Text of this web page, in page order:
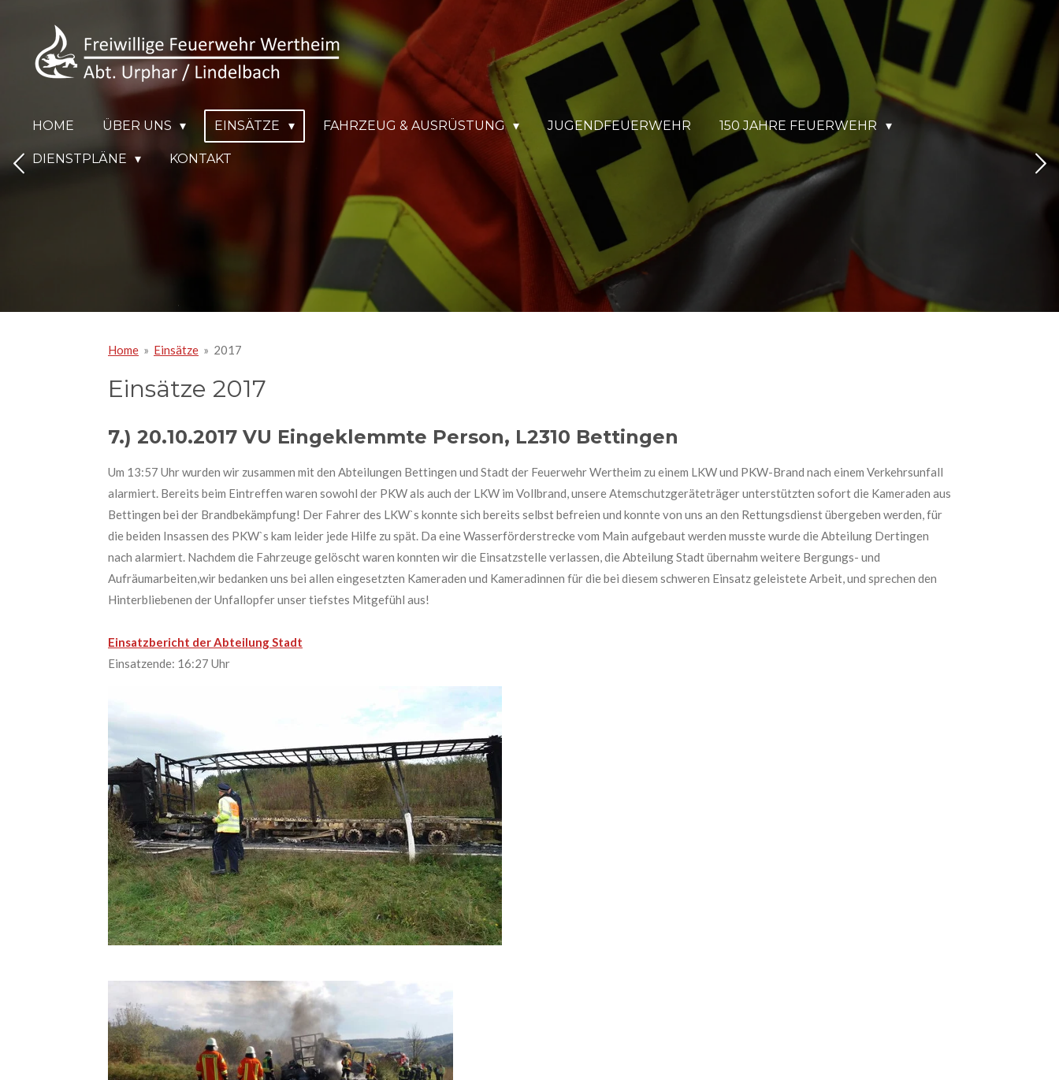
Hauptinhalt
springen
HOME ÜBER UNS EINSÄTZE FAHRZEUG & AUSRÜSTUNG JUGENDFEUERWEHR 150 JAHRE FEUERWEHR
DIENSTPLÄNE KONTAKT
Home » Einsätze » 2017
Einsätze 2017
7.) 20.10.2017 VU Eingeklemmte Person, L2310 Bettingen
Um 13:57 Uhr wurden wir zusammen mit den Abteilungen Bettingen und Stadt der Feuerwehr Wertheim zu einem LKW und PKW-Brand nach einem Verkehrsunfall
alarmiert. Bereits beim Eintreffen waren sowohl der PKW als auch der LKW im Vollbrand, unsere Atemschutzgeräteträger unterstützten sofort die Kameraden aus
Bettingen bei der Brandbekämpfung! Der Fahrer des LKW`s konnte sich bereits selbst befreien und konnte von uns an den Rettungsdienst übergeben werden, für
die beiden Insassen des PKW`s kam leider jede Hilfe zu spät. Da eine Wasserförderstrecke vom Main aufgebaut werden musste wurde die Abteilung Dertingen
nach alarmiert. Nachdem die Fahrzeuge gelöscht waren konnten wir die Einsatzstelle verlassen, die Abteilung Stadt übernahm weitere Bergungs- und
Aufräumarbeiten,wir bedanken uns bei allen eingesetzten Kameraden und Kameradinnen für die bei diesem schweren Einsatz geleistete Arbeit, und sprechen den
Hinterbliebenen der Unfallopfer unser tiefstes Mitgefühl aus!
Einsatzbericht der Abteilung Stadt
Einsatzende: 16:27 Uhr